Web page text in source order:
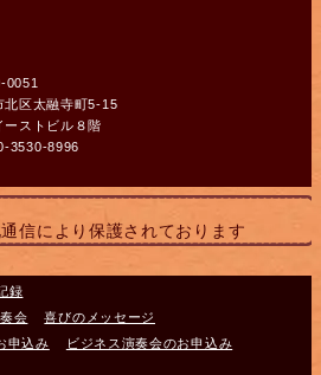
0051
北区太融寺町5-15
ーストビル８階
3530-8996
信により保護されております
録
会
喜びのメッセージ
申込み
ビジネス演奏会のお申込み